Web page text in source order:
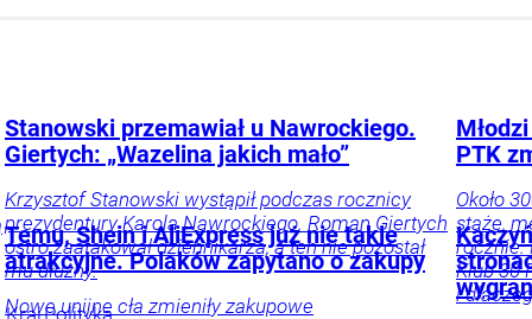
Stanowski przemawiał u Nawrockiego.
Giertych: „Wazelina jakich mało”
Krzysztof Stanowski wystąpił podczas rocznicy
prezydentury Karola Nawrockiego. Roman Giertych
ostro zaatakował dziennikarza, a ten nie pozostał
mu dłużny.
KrajPolityka
PTK
Około
staże,
rocznie.
Klub 30
i
Temu, Shein i AliExpress już nie takie
atrakcyjne. Polaków zapytano o zakupy
Nowe unijne cła zmieniły zakupowe